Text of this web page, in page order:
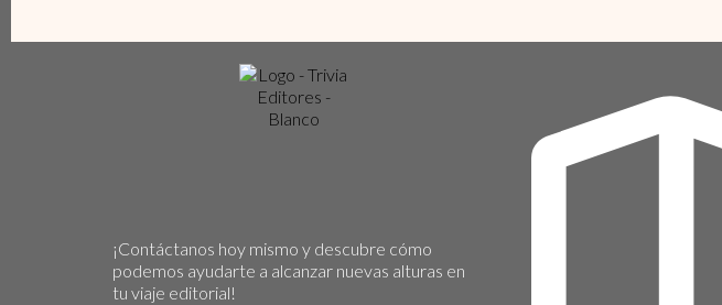
¡Contáctanos hoy mismo y descubre cómo
podemos ayudarte a alcanzar nuevas alturas en
tu viaje editorial!